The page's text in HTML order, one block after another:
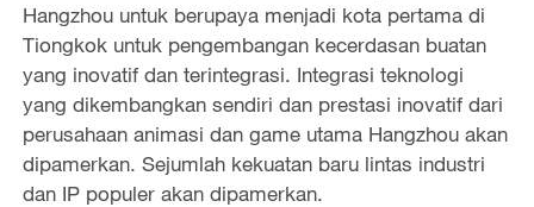
Hangzhou untuk berupaya menjadi kota pertama di
Tiongkok untuk pengembangan kecerdasan buatan
yang inovatif dan terintegrasi. Integrasi teknologi
yang dikembangkan sendiri dan prestasi inovatif dari
perusahaan animasi dan game utama Hangzhou akan
dipamerkan. Sejumlah kekuatan baru lintas industri
dan IP populer akan dipamerkan.